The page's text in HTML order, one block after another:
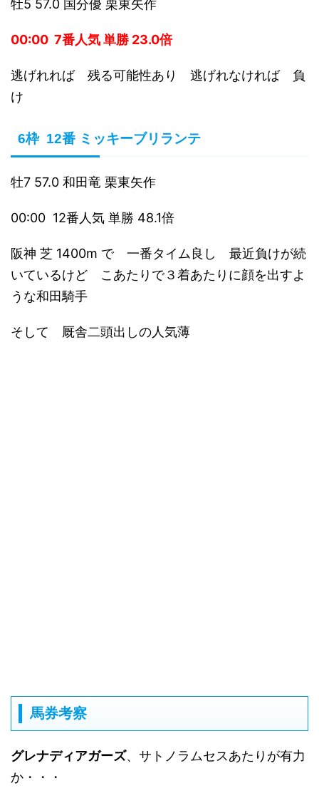
牡5 57.0 国分優 栗東矢作
00:00 7番人気 単勝 23.0倍
逃げれれば 残る可能性あり 逃げれなければ 負
け
6枠 12番 ミッキーブリランテ
牡7 57.0 和田竜 栗東矢作
00:00 12番人気 単勝 48.1倍
阪神 芝 1400m で 一番タイム良し 最近負けが続
いているけど こあたりで３着あたりに顔を出すよ
うな和田騎手
そして 厩舎二頭出しの人気薄
馬券考察
グレナディアガーズ、サトノラムセスあたりが有力
か・・・